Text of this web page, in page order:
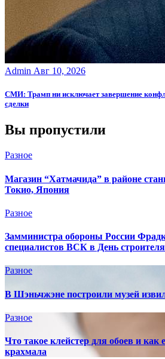
Admin Авг 10, 2026
СМИ: Трамп ни исключает завершение
сделки
Вы пропустили
Разное
Магазин “Хатмачида” в районе
Токио, Япония
Разное
Замминистра обороны России
специалистов ВСК в День строителя
Разное
В Шэньчжэне построили музей
Разное
Что такое клейстер для обоев и как
крахмала